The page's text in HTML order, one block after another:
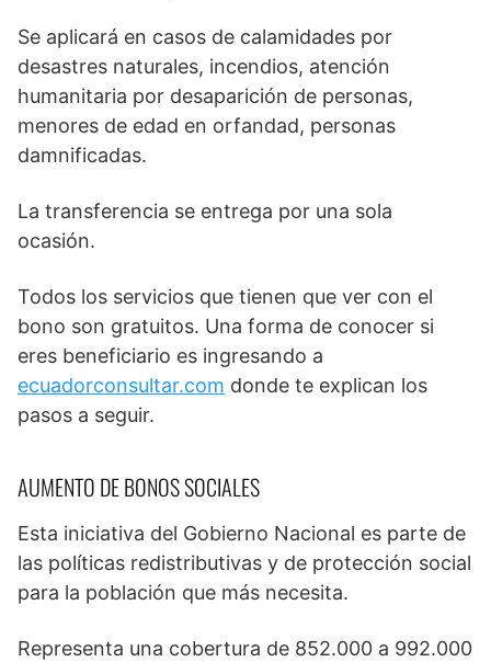
Se aplicará en casos de calamidades por
desastres naturales, incendios, atención
humanitaria por desaparición de personas,
menores de edad en orfandad, personas
damnificadas.
La transferencia se entrega por una sola
ocasión.
Todos los servicios que tienen que ver con el
bono son gratuitos. Una forma de conocer si
eres beneficiario es ingresando a
ecuadorconsultar.com donde te explican los
pasos a seguir.
AUMENTO DE BONOS SOCIALES
Esta iniciativa del Gobierno Nacional es parte de
las políticas redistributivas y de protección social
para la población que más necesita.
Representa una cobertura de 852.000 a 992.000